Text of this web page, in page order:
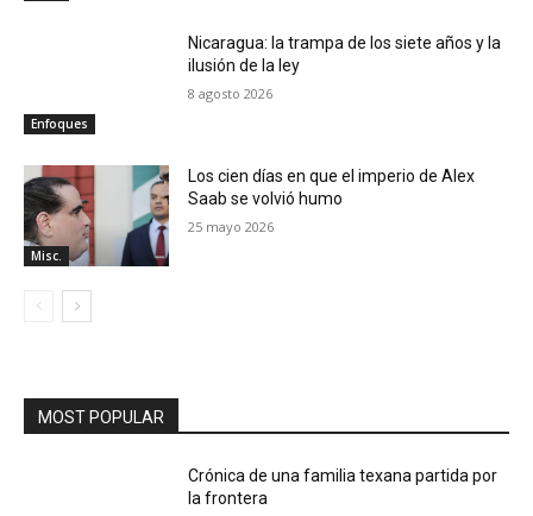
Enfoques
Nicaragua: la trampa de los siete años y la
ilusión de la ley
8 agosto 2026
Misc.
Los cien días en que el imperio de Alex
Saab se volvió humo
25 mayo 2026
MOST POPULAR
Crónica de una familia texana partida por
la frontera